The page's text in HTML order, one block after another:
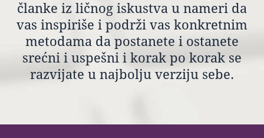
članke iz ličnog iskustva u nameri da
vas inspiriše i podrži vas konkretnim
metodama da postanete i ostanete
srećni i uspešni i korak po korak se
razvijate u najbolju verziju sebe.